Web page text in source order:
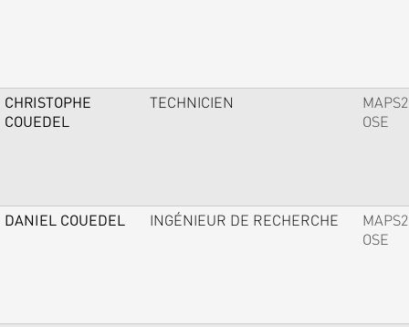
CHRISTOPHE
COUEDEL
TECHNICIEN
MAPS2
OSE
DANIEL COUEDEL INGÉNIEUR DE RECHERCHE
MAPS2
OSE